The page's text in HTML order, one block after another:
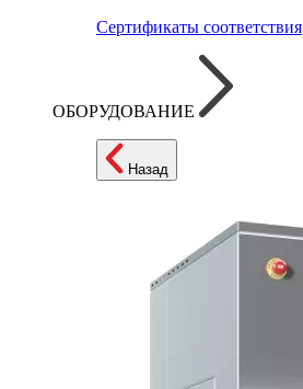
Сертификаты соответствия
ОБОРУДОВАНИЕ
Назад